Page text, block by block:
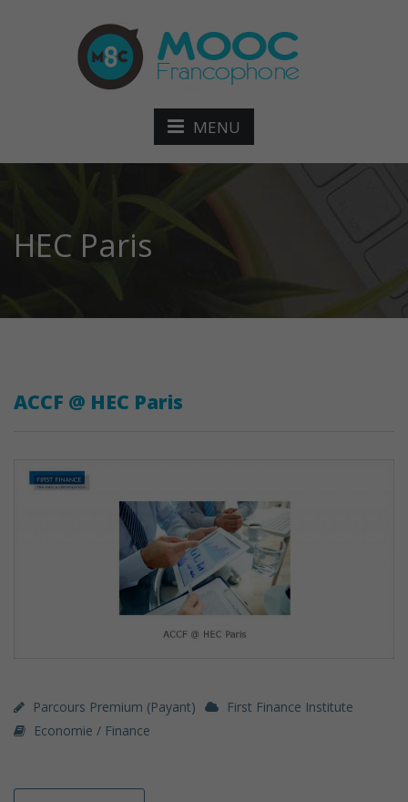
MENU
HEC Paris
ACCF @ HEC Paris
Parcours Premium (payant)
First Finance Institute
Economie / Finance